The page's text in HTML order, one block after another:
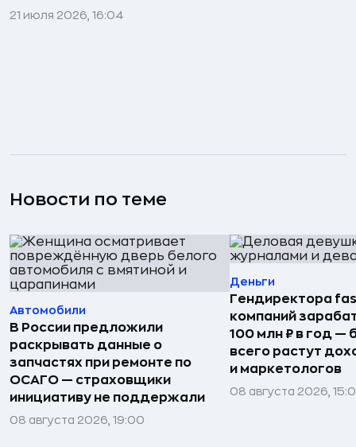
21 июля 2026, 16:04
Новости по теме
Автомобили
В России предложили
раскрывать данные о
запчастях при ремонте по
ОСАГО — страховщики
инициативу не поддержали
08 августа 2026, 19:00
Деньги
Гендиректора
компаний
100 млн ₽ в год —
всего растут
и маркетологов
08 августа 2026,